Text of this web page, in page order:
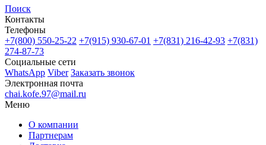
Поиск
Контакты
Телефоны
+7(800) 550-25-22 +7(915) 930-67-01 +7(831) 216-42-93 +7(831)
274-87-73
Социальные сети
WhatsApp Viber Заказать звонок
Электронная почта
chai.kofe.97@mail.ru
Меню
О компании
Партнерам